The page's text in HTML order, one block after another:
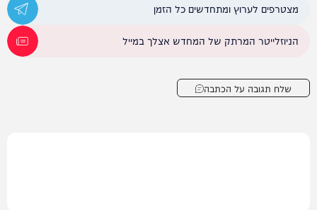
מצטרפים לערוץ ומתחדשים כל הזמן
הניוזלייטר המרתק של המחדש אצלך במייל
שלח תגובה על הכתבה